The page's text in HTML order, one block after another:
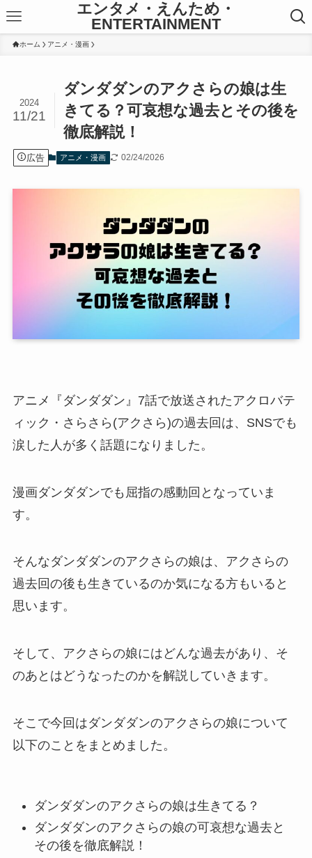
エンタメ・えんため・
ENTERTAINMENT
ホーム アニメ・漫画
ダンダダンのアクさらの娘は生
きてる？可哀想な過去とその後を
徹底解説！
2024
11/21
広告 アニメ・漫画 02/24/2026
アニメ『ダンダダン』7話で放送されたアクロバテ
ィック・さらさら(アクさら)の過去回は、SNSでも
涙した人が多く話題になりました。
漫画ダンダダンでも屈指の感動回となっていま
す。
そんなダンダダンのアクさらの娘は、アクさらの
過去回の後も生きているのか気になる方もいると
思います。
そして、アクさらの娘にはどんな過去があり、そ
のあとはどうなったのかを解説していきます。
そこで今回はダンダダンのアクさらの娘について
以下のことをまとめました。
ダンダダンのアクさらの娘は生きてる？
ダンダダンのアクさらの娘の可哀想な過去と
その後を徹底解説！